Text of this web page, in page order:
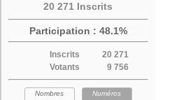
20 271 Inscrits
Participation : 48.1%
Inscrits
20 271
Votants
9 756
Nombres
Numéros